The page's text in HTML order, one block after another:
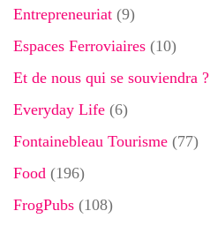
Entrepreneuriat (9)
Espaces Ferroviaires (10)
Et de nous qui se souviendra ?
Everyday Life (6)
Fontainebleau Tourisme (77)
Food (196)
FrogPubs (108)